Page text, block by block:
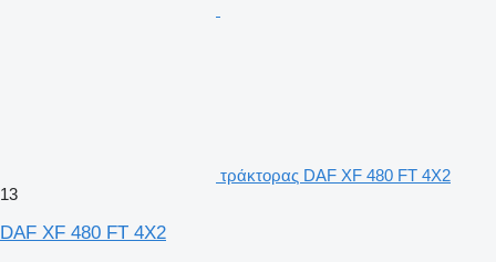
τράκτορας DAF XF 480 FT 4X2
13
DAF XF 480 FT 4X2